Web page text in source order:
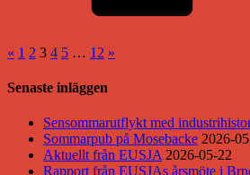
Sidnumrering
för
« Föregående
1 2 3 4 5 … 12 Nästa
»
Senaste inläggen
Sensommarutflykt med
Sommarpub på Mosebacke 2026-
Aktuellt från EUSJA 2026-05-22
Rapport från EUSJAs årsmöte i